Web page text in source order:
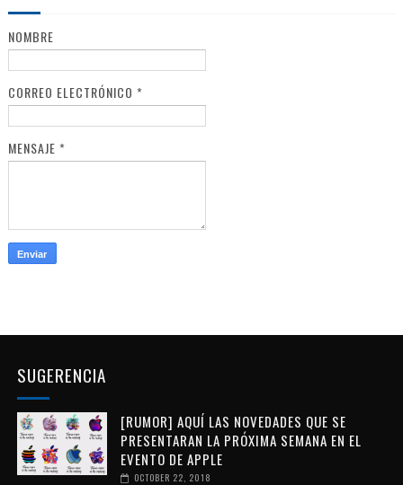
NOMBRE
CORREO ELECTRÓNICO *
MENSAJE *
SUGERENCIA
[RUMOR] AQUÍ LAS NOVEDADES QUE SE
PRESENTARAN LA PRÓXIMA SEMANA EN EL
EVENTO DE APPLE
OCTOBER 22, 2018